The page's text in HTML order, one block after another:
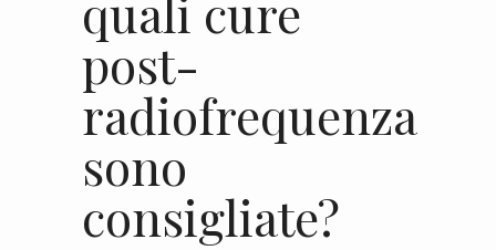
post-
radiofrequenza
sono
consigliate?